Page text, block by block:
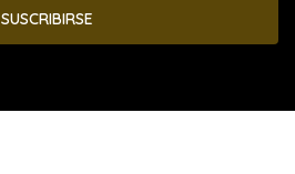
SUSCRIBIRSE